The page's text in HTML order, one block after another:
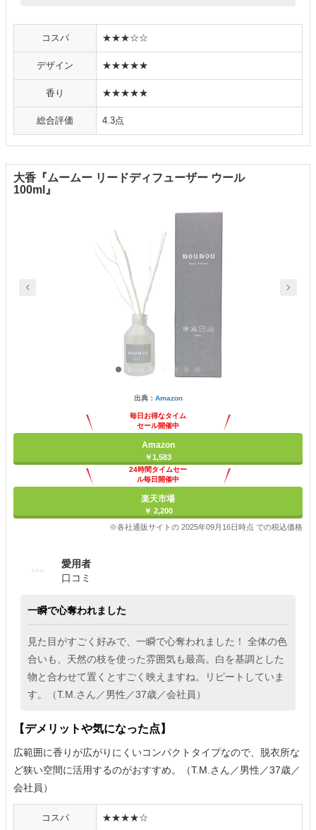
コスパ ★★★☆☆
デザイン ★★★★★
香り ★★★★★
総合評価 4.3点
大香『ムームー リードディフューザー ウール
100ml』
出典： Amazon
毎日お得なタイム
セール開催中
Amazon
￥1,583
24時間タイムセー
ル毎日開催中
楽天市場
￥ 2,200
※各社通販サイトの 2025年09月16日時点 での税込価格
愛用者
口コミ
一瞬で心奪われました
見た目がすごく好みで、一瞬で心奪われました！ 全体の色
合いも、天然の枝を使った雰囲気も最高。白を基調とした
物と合わせて置くとすごく映えますね。リピートしていま
す。（T.M.さん／男性／37歳／会社員）
【デメリットや気になった点】
広範囲に香りが広がりにくいコンパクトタイプなので、脱衣所な
ど狭い空間に活用するのがおすすめ。（T.M.さん／男性／37歳／
会社員）
コスパ ★★★★☆